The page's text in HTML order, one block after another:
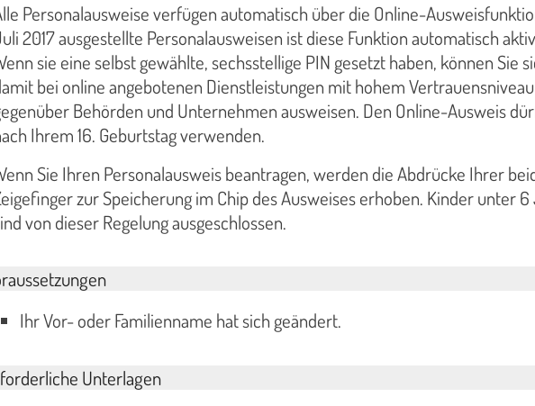
Personalausweise verfügen automatisch über die Online-
2017 ausgestellte Personalausweisen ist diese Funktion automatisch
sie eine selbst gewählte, sechsstellige PIN gesetzt haben, können Sie
bei online angebotenen Dienstleistungen mit hohem Vertrauensniveau
Behörden und Unternehmen ausweisen. Den Online-Ausweis
Ihrem 16. Geburtstag verwenden.
Sie Ihren Personalausweis beantragen, werden die Abdrücke Ihrer
zur Speicherung im Chip des Ausweises erhoben. Kinder unter
von dieser Regelung ausgeschlossen.
Ihr Vor- oder Familienname hat sich geändert.
Unterlagen